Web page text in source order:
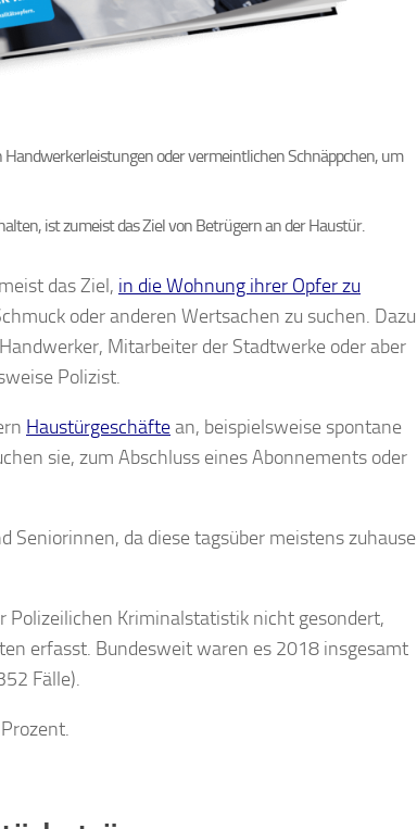
Handwerkerleistungen oder vermeintlichen Schnäppchen, um
ist zumeist das Ziel von Betrügern an der Haustür.
das Ziel, in die Wohnung ihrer Opfer zu
oder anderen Wertsachen zu suchen. Dazu
Mitarbeiter der Stadtwerke oder aber
Polizist.
Haustürgeschäftean, beispielsweise spontane
sie, zum Abschluss eines Abonnements oder
Seniorinnen, da diese tagsüber meistens zuhause
Polizeilichen Kriminalstatistik nicht gesondert,
erfasst. Bundesweit waren es 2018 insgesamt
Fälle).